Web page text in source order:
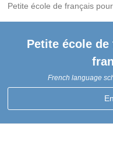
Petite école de français
Petite école
French language